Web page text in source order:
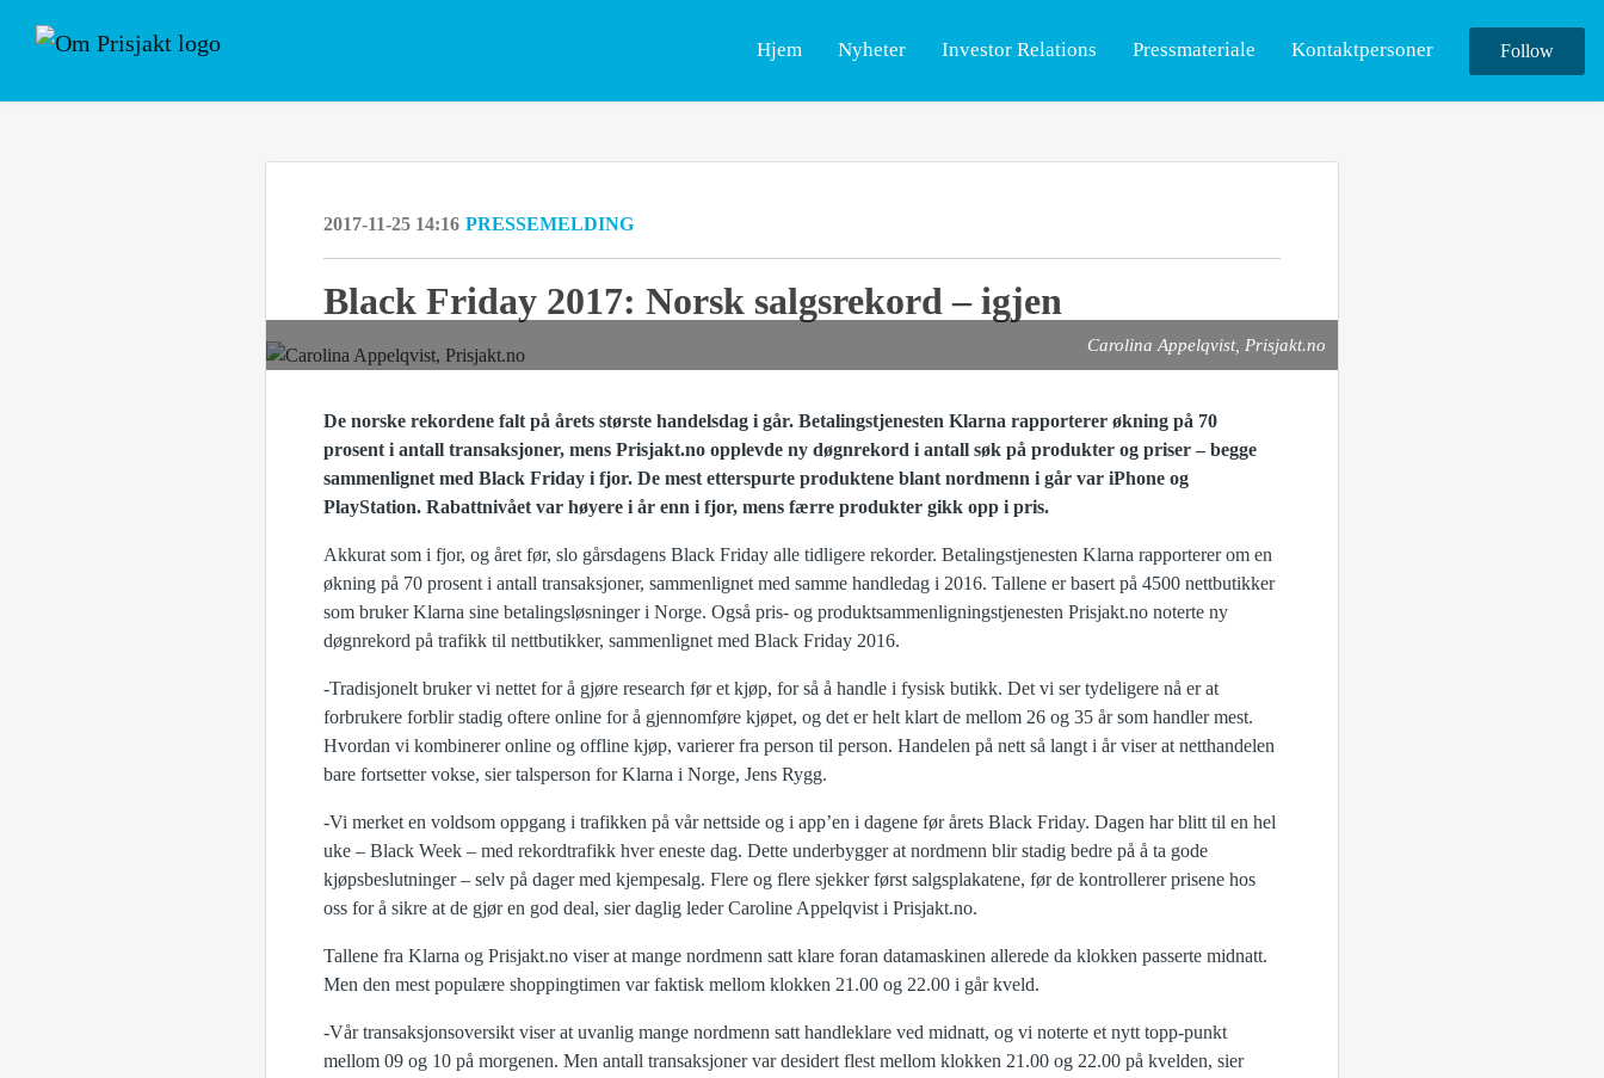
Hjem Nyheter Investor Relations Pressmateriale Kontaktpersoner Follow
2017-11-25 14:16 PRESSEMELDING
Black Friday 2017: Norsk salgsrekord – igjen
Carolina Appelqvist, Prisjakt.no
De norske rekordene falt på årets største handelsdag i går. Betalingstjenesten Klarna rapporterer økning på 70
prosent i antall transaksjoner, mens Prisjakt.no opplevde ny døgnrekord i antall søk på produkter og priser – begge
sammenlignet med Black Friday i fjor. De mest etterspurte produktene blant nordmenn i går var iPhone og
PlayStation. Rabattnivået var høyere i år enn i fjor, mens færre produkter gikk opp i pris.
Akkurat som i fjor, og året før, slo gårsdagens Black Friday alle tidligere rekorder. Betalingstjenesten Klarna rapporterer om en
økning på 70 prosent i antall transaksjoner, sammenlignet med samme handledag i 2016. Tallene er basert på 4500 nettbutikker
som bruker Klarna sine betalingsløsninger i Norge. Også pris- og produktsammenligningstjenesten Prisjakt.no noterte ny
døgnrekord på trafikk til nettbutikker, sammenlignet med Black Friday 2016.
-Tradisjonelt bruker vi nettet for å gjøre research før et kjøp, for så å handle i fysisk butikk. Det vi ser tydeligere nå er at
forbrukere forblir stadig oftere online for å gjennomføre kjøpet, og det er helt klart de mellom 26 og 35 år som handler mest.
Hvordan vi kombinerer online og offline kjøp, varierer fra person til person. Handelen på nett så langt i år viser at netthandelen
bare fortsetter vokse, sier talsperson for Klarna i Norge, Jens Rygg.
-Vi merket en voldsom oppgang i trafikken på vår nettside og i app’en i dagene før årets Black Friday. Dagen har blitt til en hel
uke – Black Week – med rekordtrafikk hver eneste dag. Dette underbygger at nordmenn blir stadig bedre på å ta gode
kjøpsbeslutninger – selv på dager med kjempesalg. Flere og flere sjekker først salgsplakatene, før de kontrollerer prisene hos
oss for å sikre at de gjør en god deal, sier daglig leder Caroline Appelqvist i Prisjakt.no.
Tallene fra Klarna og Prisjakt.no viser at mange nordmenn satt klare foran datamaskinen allerede da klokken passerte midnatt.
Men den mest populære shoppingtimen var faktisk mellom klokken 21.00 og 22.00 i går kveld.
-Vår transaksjonsoversikt viser at uvanlig mange nordmenn satt handleklare ved midnatt, og vi noterte et nytt topp-punkt
mellom 09 og 10 på morgenen. Men antall transaksjoner var desidert flest mellom klokken 21.00 og 22.00 på kvelden, sier